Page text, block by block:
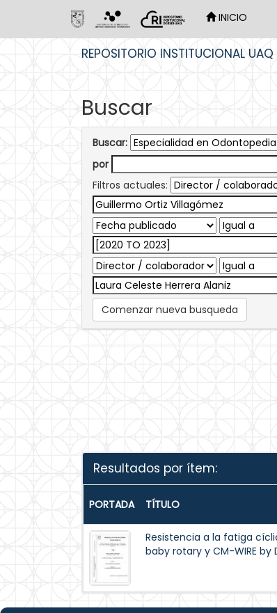
INICIO
REPOSITORIO INSTITUCIONAL UAQ
Buscar
Buscar:
por
Filtros actuales:
Comenzar nueva busqueda
Resultados por ítem:
PORTADA TÍTULO
Resistencia a la fatiga
baby rotary y CM-WIRE